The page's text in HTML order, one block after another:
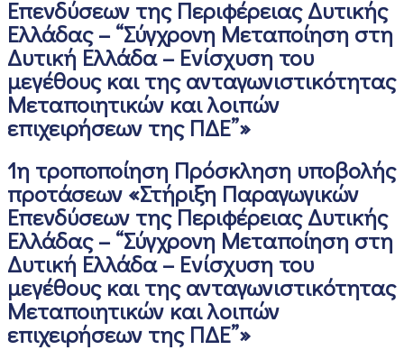
Επενδύσεων της Περιφέρειας Δυτικής
Ελλάδας – “Σύγχρονη Μεταποίηση στη
Δυτική Ελλάδα – Ενίσχυση του
μεγέθους και της ανταγωνιστικότητας
Μεταποιητικών και λοιπών
επιχειρήσεων της ΠΔΕ”»
1η τροποποίηση Πρόσκληση υποβολής
προτάσεων «Στήριξη Παραγωγικών
Επενδύσεων της Περιφέρειας Δυτικής
Ελλάδας – “Σύγχρονη Μεταποίηση στη
Δυτική Ελλάδα – Ενίσχυση του
μεγέθους και της ανταγωνιστικότητας
Μεταποιητικών και λοιπών
επιχειρήσεων της ΠΔΕ”»